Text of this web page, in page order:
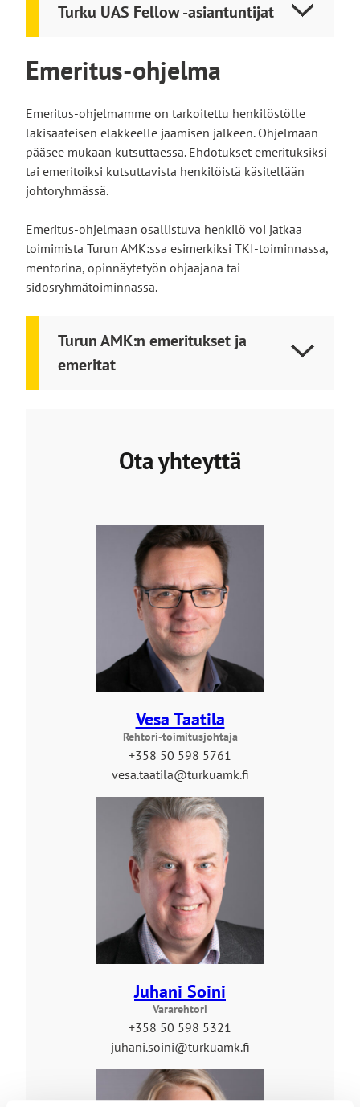
Turku UAS Fellow -asiantuntijat
Emeritus-ohjelma
Emeritus-ohjelmamme on tarkoitettu henkilöstölle
lakisääteisen eläkkeelle jäämisen jälkeen. Ohjelmaan
pääsee mukaan kutsuttaessa. Ehdotukset emerituksiksi
tai emeritoiksi kutsuttavista henkilöistä käsitellään
johtoryhmässä.
Emeritus-ohjelmaan osallistuva henkilö voi jatkaa
toimimista Turun AMK:ssa esimerkiksi TKI-toiminnassa,
mentorina, opinnäytetyön ohjaajana tai
sidosryhmätoiminnassa.
Turun AMK:n emeritukset ja
emeritat
Ota yhteyttä
Vesa Taatila
Rehtori-toimitusjohtaja
+358 50 598 5761
vesa.taatila@turkuamk.fi
Juhani Soini
Vararehtori
+358 50 598 5321
juhani.soini@turkuamk.fi